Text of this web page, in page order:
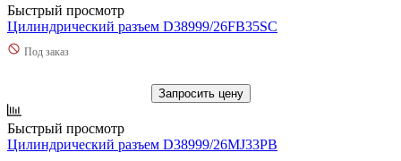
Быстрый просмотр
Цилиндрический разъем D38999/26FB35SC
Под заказ
Запросить цену
Быстрый просмотр
Цилиндрический разъем D38999/26MJ33PB